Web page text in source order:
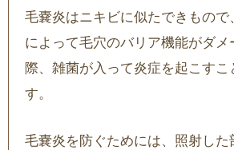
毛嚢炎はニキビに似たできもので
によって毛穴のバリア機能がダメ
際、雑菌が入って炎症を起こすこ
す。
毛嚢炎を防ぐためには、照射した